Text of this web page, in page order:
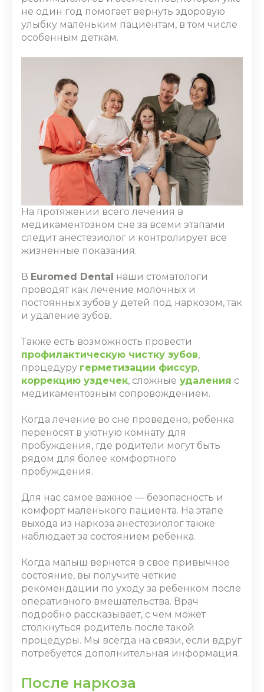
не один год помогает вернуть здоровую
улыбку маленьким пациентам, в том числе
особенным деткам.
На протяжении всего лечения в
медикаментозном сне за всеми этапами
следит анестезиолог и контролирует все
жизненные показания.
В Euromed Dental наши стоматологи
проводят как лечение молочных и
постоянных зубов у детей под наркозом, так
и удаление зубов.
Также есть возможность провести
профилактическую чистку зубов,
процедуру герметизации фиссур,
коррекцию уздечек, сложные удаления с
медикаментозным сопровождением.
Когда лечение во сне проведено, ребенка
переносят в уютную комнату для
пробуждения, где родители могут быть
рядом для более комфортного
пробуждения.
Для нас самое важное ― безопасность и
комфорт маленького пациента. На этапе
выхода из наркоза анестезиолог также
наблюдает за состоянием ребенка.
Когда малыш вернется в свое привычное
состояние, вы получите четкие
рекомендации по уходу за ребенком после
оперативного вмешательства. Врач
подробно рассказывает, с чем может
столкнуться родитель после такой
процедуры. Мы всегда на связи, если вдруг
потребуется дополнительная информация.
После наркоза